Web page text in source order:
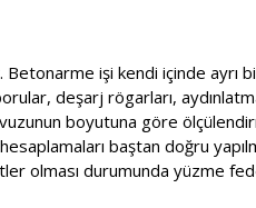
işi kendi içinde
deşarj rögarları,
boyutuna göre
baştan doğru
olması durumunda yüzme